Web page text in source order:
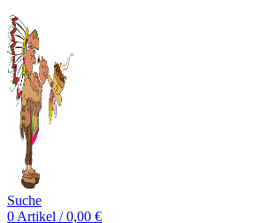
Suche
0 Artikel / 0,00 €